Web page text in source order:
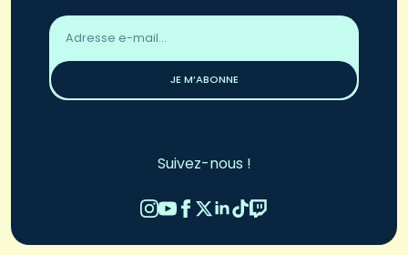
Adresse
email
JE M’ABONNE
Suivez-nous !